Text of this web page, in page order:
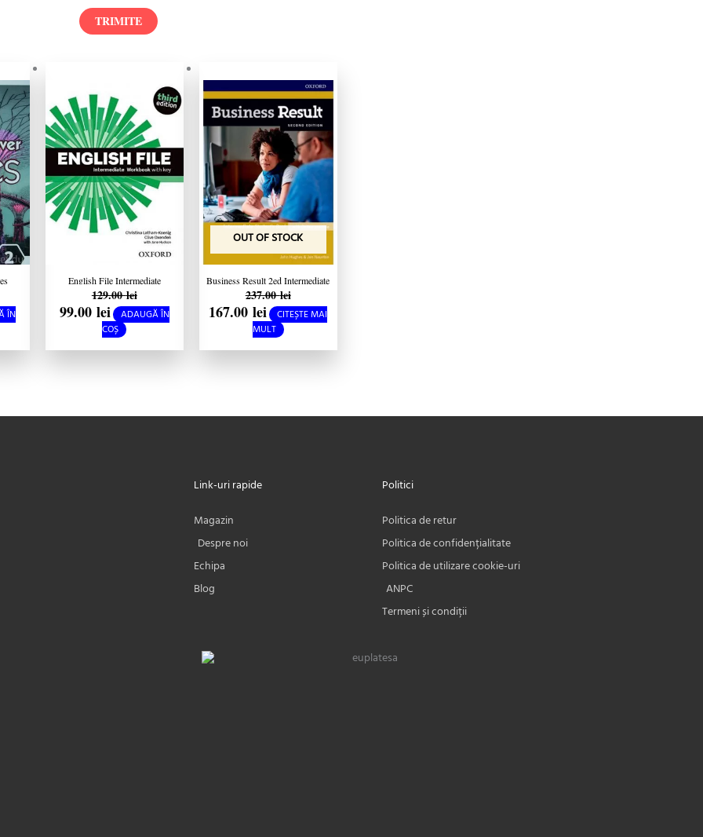
ÎN
English File Intermediate
Workbook with key third edition
129.00lei
fost:
129.00 lei.
99.00 lei
99.00 lei.
ADAUGĂ ÎN
COȘ
OUT OF STOCK
Business Result 2ed Intermediate
Student’s Book with Online
Practice
237.00lei
fost:
237.00 lei.
167.00lei
167.00 lei.
CITEȘTE MAI
MULT
Link-uri rapide
Magazin
Despre noi
Echipa
Blog
Politici
Politica de retur
Politica de confidențialitate
Politica de utilizare cookie-uri
ANPC
Termeni și condiții